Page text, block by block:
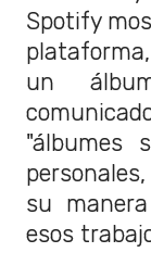
Spotify
un
"álbumes
su
esos